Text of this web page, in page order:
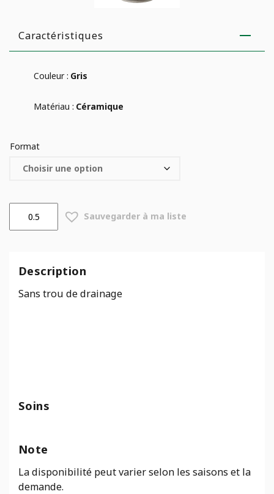
Caractéristiques
Couleur : Gris
Matériau : Céramique
Format
Pot
Effet
Gris
Sauvegarder à ma liste
Description
Sans trou de drainage
Soins
Note
La disponibilité peut varier selon les saisons et la
demande.